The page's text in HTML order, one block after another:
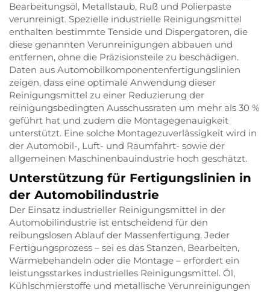
Bearbeitungsöl, Metallstaub, Ruß und Polierpaste
verunreinigt. Spezielle industrielle Reinigungsmittel
enthalten bestimmte Tenside und Dispergatoren, die
diese genannten Verunreinigungen abbauen und
entfernen, ohne die Präzisionsteile zu beschädigen.
Daten aus Automobilkomponentenfertigungslinien
zeigen, dass eine optimale Anwendung dieser
Reinigungsmittel zu einer Reduzierung der
reinigungsbedingten Ausschussraten um mehr als 30 %
geführt hat und zudem die Montagegenauigkeit
unterstützt. Eine solche Montagezuverlässigkeit wird in
der Automobil-, Luft- und Raumfahrt- sowie der
allgemeinen Maschinenbauindustrie hoch geschätzt.
Unterstützung für Fertigungslinien in
der Automobilindustrie
Der Einsatz industrieller Reinigungsmittel in der
Automobilindustrie ist entscheidend für den
reibungslosen Ablauf der Massenfertigung. Jeder
Fertigungsprozess – sei es das Stanzen, Bearbeiten,
Wärmebehandeln oder die Montage – erfordert ein
leistungsstarkes industrielles Reinigungsmittel. Öl,
Kühlschmierstoffe und metallische Verunreinigungen